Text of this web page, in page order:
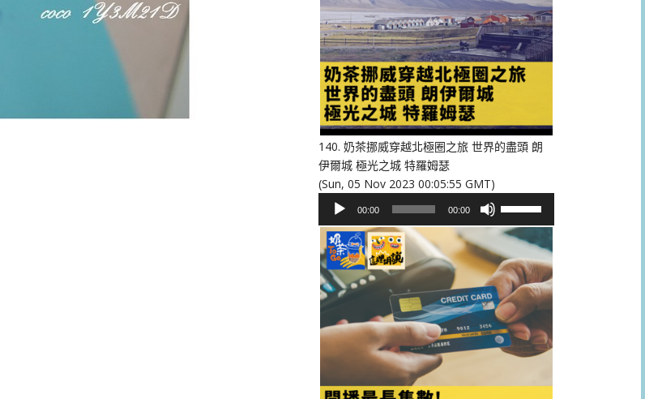
以
提
高
或
降
量。
140. 奶茶挪威穿越北極圈之旅 世界的盡頭 朗
伊爾城 極光之城 特羅姆瑟
(Sun, 05 Nov 2023 00:05:55 GMT)
播
放
器
00:00 00:00
向
上/
向
下
鍵
以
提
或